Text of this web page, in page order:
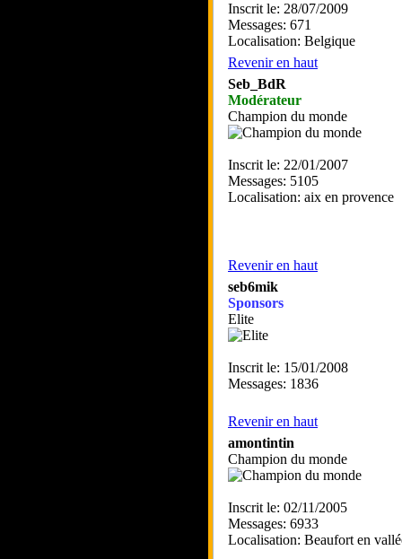
Inscrit le: 28/07/2009
Messages: 671
Localisation: Belgique
Revenir en haut
Seb_BdR
Modérateur
Champion du monde
Inscrit le: 22/01/2007
Messages: 5105
Localisation: aix en provence
Revenir en haut
seb6mik
Sponsors
Elite
Inscrit le: 15/01/2008
Messages: 1836
Revenir en haut
amontintin
Champion du monde
Inscrit le: 02/11/2005
Messages: 6933
Localisation: Beaufort en